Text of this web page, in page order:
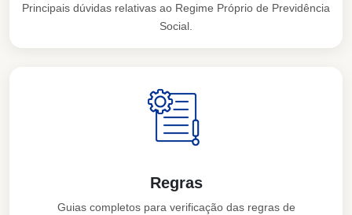
Principais dúvidas relativas ao Regime Próprio de Previdência
Social.
Regras
Guias completos para verificação das regras de